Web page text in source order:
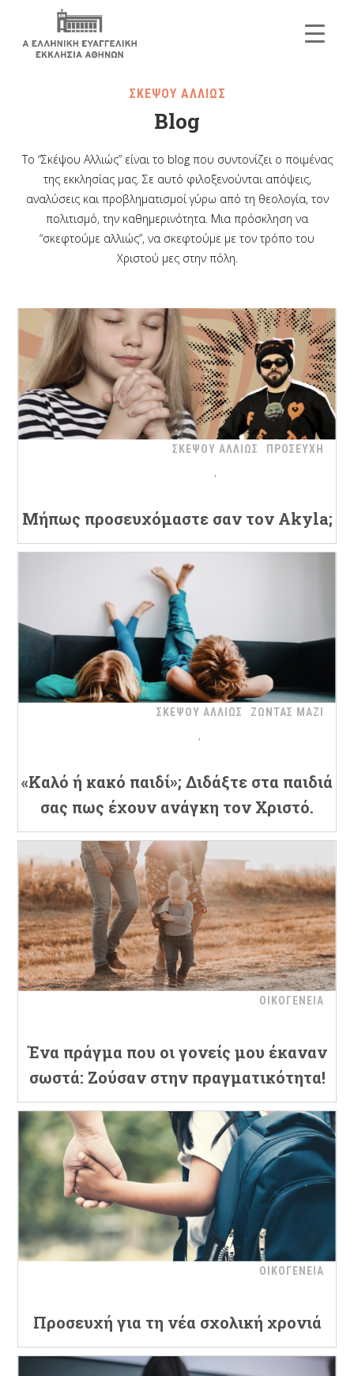
ΣΚΕΨΟΥ ΑΛΛΙΩΣ
Blog
Το “Σκέψου Αλλιώς” είναι το blog που συντονίζει ο ποιμένας
της εκκλησίας μας. Σε αυτό φιλοξενούνται απόψεις,
αναλύσεις και προβληματισμοί γύρω από τη θεολογία, τον
πολιτισμό, την καθημερινότητα. Μια πρόσκληση να
“σκεφτούμε αλλιώς”, να σκεφτούμε με τον τρόπο του
Χριστού μες στην πόλη.
ΣΚΕΨΟΥ ΑΛΛΙΩΣ ΠΡΟΣΕΥΧΗ
Μήπως προσευχόμαστε σαν τον Akyla;
ΣΚΕΨΟΥ ΑΛΛΙΩΣ ΖΩΝΤΑΣ ΜΑΖΙ
«Καλό ή κακό παιδί»; Διδάξτε στα παιδιά
σας πως έχουν ανάγκη τον Χριστό.
ΟΙΚΟΓΕΝΕΙΑ
Ένα πράγμα που οι γονείς μου έκαναν
σωστά: Ζούσαν στην πραγματικότητα!
ΟΙΚΟΓΕΝΕΙΑ
Προσευχή για τη νέα σχολική χρονιά